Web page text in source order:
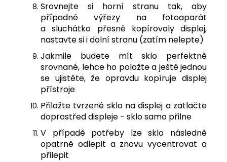
Srovnejte si horní stranu tak, aby
případné výřezy na fotoaparát
a sluchátko přesně kopírovaly displej,
nastavte si i dolní stranu (zatím nelepte)
Jakmile budete mít sklo perfektně
srovnané, lehce ho položte a ještě jednou
se ujistěte, že opravdu kopíruje displej
přístroje
Přiložte tvrzené sklo na displej a zatlačte
doprostřed displeje - sklo samo přilne
V případě potřeby lze sklo následně
opatrně odlepit a znovu vycentrovat a
přilepit